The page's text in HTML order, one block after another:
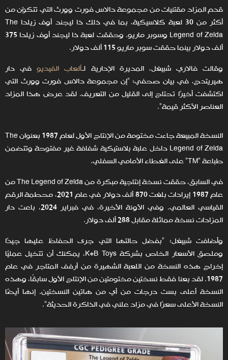
قدم المزاد مقتنيات من مجموعة دالاس فورت وورث التي تتكوّن من
أكثر من 30 لعبة كلاسيكية، بما في ذلك ذا ليجند أوف زيلدا The
Legend of Zelda وسوبر ماريو. وحققت لعبة ذا ليجند أوف زيلدا 375
ألف دولار بينما حققت سوبر ماريو 115 ألف دولار.
وقالت فالاري شبيغل، المديرة الإدارية لـألعاب الفيديوفي دار
هيريتدج، في بيان صحفي: "إن مجموعة دالاس فورت وورث التي
اكتشفت أخيرًا تحتاج إلى القليل من التعريف. لقد عرض هذا المزاد
العناصر الأكثر قيمة".
النسخة المبيعة جاءت مختومة من الإنتاج الأول لعام 1987 بعنوان The
Legend of Zelda داخل علبة بلاستيكية شفافة غير مفتوحة وتتضمن
طباعة "TM" على الغطاء الأمامي السفلي.
في السابق، حققت نسخة إنتاجية مبكرة من The Legend of Zelda من
عام 1987 إيرادات بلغت 870 ألف دولار في عام 2021، محطمة الرقم
القياسي العالمي. وفي الآونة الأخيرة، في فبراير 2024، باعت دار
المزادات نسخة مماثلة مقابل 288 ألف دولار.
وأضافت شبيغل: "بفضل حالتها التي جرى الحفاظ عليها جيدًا
وملصق الأسعار الخاص بشركة K·B Toys، يمكنك أن تتخيل عمليًا
إخراج هذه النسخة من اللعبة الشهيرة من أرفف المتاجر في عام
1987. لقد بعنا فقط نسختين مختومتين من الإنتاج الأول سابقًا، وهذه
النسخة أعلى بست درجات من أي من هاتين النسختين. إنها أيضًا
النسخة الأعلى سعرًا في مزاد علني في الذاكرة الحديثة".